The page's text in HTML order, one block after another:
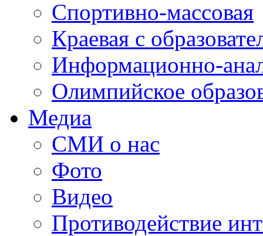
Спортивно-массовая
Краевая с
Информационно-
Олимпийское
Медиа
СМИ о нас
Фото
Видео
Противодействие